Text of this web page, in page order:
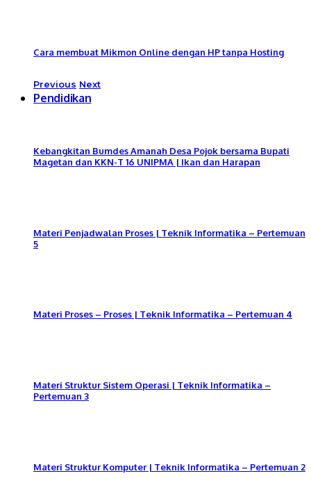
Cara membuat Mikmon Online dengan HP tanpa Hosting
Previous Next
Pendidikan
Kebangkitan Bumdes Amanah Desa Pojok bersama Bupati
Magetan dan KKN-T 16 UNIPMA | Ikan dan Harapan
Materi Penjadwalan Proses | Teknik Informatika – Pertemuan
5
Materi Proses – Proses | Teknik Informatika – Pertemuan 4
Materi Struktur Sistem Operasi | Teknik Informatika –
Pertemuan 3
Materi Struktur Komputer | Teknik Informatika – Pertemuan 2